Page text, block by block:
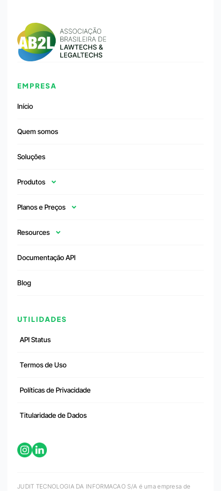
EMPRESA
Início
Quem somos
Soluções
Produtos
Planos e Preços
Resources
Documentação API
Blog
UTILIDADES
API Status
Termos de Uso
Políticas de Privacidade
Titularidade de Dados
JUDIT TECNOLOGIA DA INFORMACAO S/A é uma empresa de